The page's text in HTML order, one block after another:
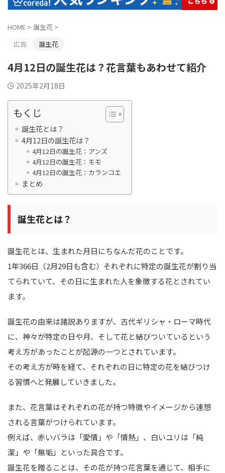
HOME > 誕生花 >
広告
誕生花
4月12日の誕生花は？花言葉もあわせて紹介
2025年2月18日
もくじ
誕生花とは？
4月12日の誕生花は？
4月12日の誕生花：アンズ
4月12日の誕生花：モモ
4月12日の誕生花：カランコエ
まとめ
誕生花とは？
誕生花とは、生まれた月日にちなんだ花のことです。
1年366日（2月29日も含む）それぞれに特定の誕生花が割り当
てられていて、その日に生まれた人を象徴する花とされてい
ます。
誕生花の由来は諸説ありますが、古代ギリシャ・ローマ時代
に、神々が特定の日や月、そして花と結びついているという
考え方があったことが起源の一つとされています。
その考え方が時を経て、それぞれの日に特定の花を結びつけ
る習慣へと発展していきました。
また、花言葉はそれぞれの花が持つ特徴やイメージから連想
される言葉がつけられています。
例えば、赤いバラは「愛情」や「情熱」、白いユリは「純
潔」や「無垢」といった具合です。
誕生花を贈ることは、その花が持つ花言葉を通じて、相手に